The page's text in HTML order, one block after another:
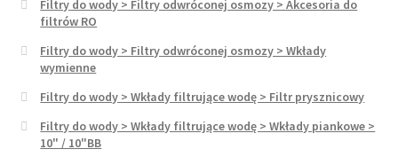
Filtry do wody > Filtry odwróconej osmozy > Akcesoria do
filtrów RO
Filtry do wody > Filtry odwróconej osmozy > Wkłady
wymienne
Filtry do wody > Wkłady filtrujące wodę > Filtr prysznicowy
Filtry do wody > Wkłady filtrujące wodę > Wkłady piankowe >
10" / 10"BB